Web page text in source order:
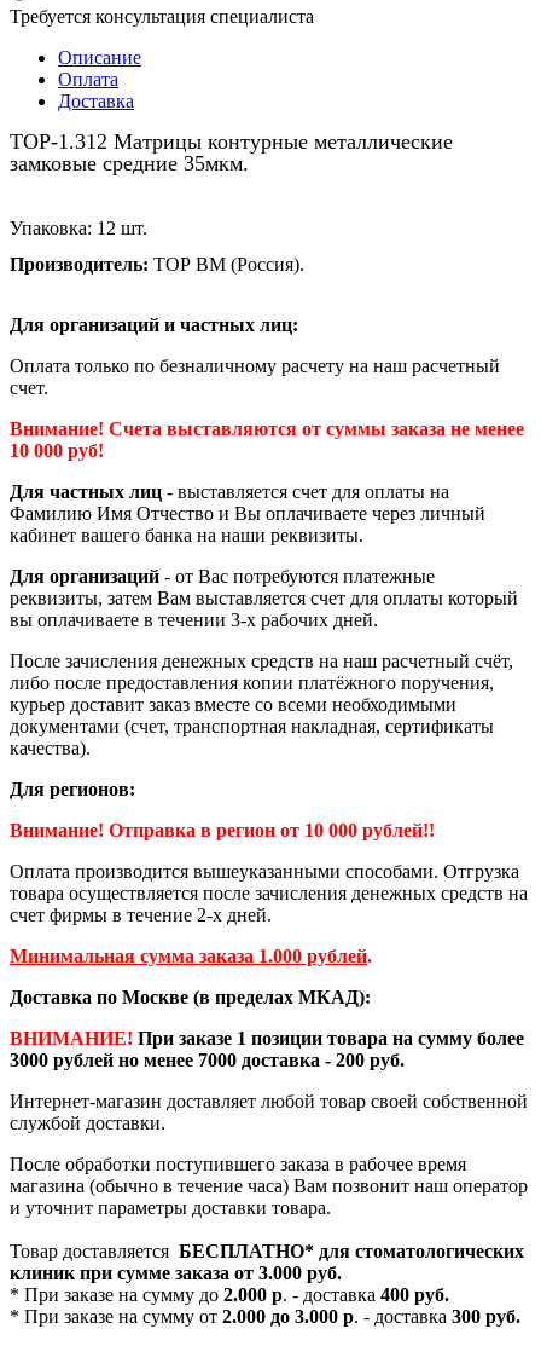
Требуется консультация специалиста
Описание
Оплата
Доставка
ТОР-1.312 Матрицы контурные металлические
замковые средние 35мкм.
Упаковка: 12 шт.
Производитель: ТОР BM (Россия).
Для организаций и частных лиц:
Оплата только по безналичному расчету на наш расчетный
счет.
Внимание! Счета выставляются от суммы заказа не менее
10 000 руб!
Для частных лиц - выставляется счет для оплаты на
Фамилию Имя Отчество и Вы оплачиваете через личный
кабинет вашего банка на наши реквизиты.
Для организаций - от Вас потребуются платежные
реквизиты, затем Вам выставляется счет для оплаты который
вы оплачиваете в течении 3-х рабочих дней.
После зачисления денежных средств на наш расчетный счёт,
либо после предоставления копии платёжного поручения,
курьер доставит заказ вместе со всеми необходимыми
документами (счет, транспортная накладная, сертификаты
качества).
Для регионов:
Внимание! Отправка в регион от 10 000 рублей!!
Оплата производится вышеуказанными способами. Отгрузка
товара осуществляется после зачисления денежных средств на
счет фирмы в течение 2-х дней.
Минимальная сумма заказа 1.000 рублей.
Доставка по Москве (в пределах МКАД):
ВНИМАНИЕ! При заказе 1 позиции товара на сумму более
3000 рублей но менее 7000 доставка - 200 руб.
Интернет-магазин доставляет любой товар своей собственной
службой доставки.
После обработки поступившего заказа в рабочее время
магазина (обычно в течение часа) Вам позвонит наш оператор
и уточнит параметры доставки товара.
Товар доставляется БЕСПЛАТНО* для стоматологических
клиник при сумме заказа от 3.000 руб.
* При заказе на сумму до 2.000 р. - доставка 400 руб.
* При заказе на сумму от 2.000 до 3.000 р. - доставка 300 руб.